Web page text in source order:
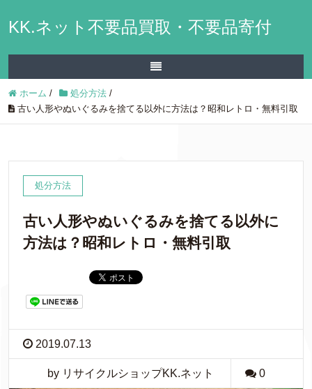
KK.ネット不要品買取・不要品寄付
ホーム / 処分方法 /
古い人形やぬいぐるみを捨てる以外に方法は？昭和レトロ・無料引取
処分方法
古い人形やぬいぐるみを捨てる以外に
方法は？昭和レトロ・無料引取
2019.07.13
by リサイクルショップKK.ネット 0